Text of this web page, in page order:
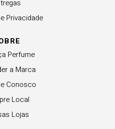
Privacidade
Perfume
a Marca
Conosco
Local
Lojas